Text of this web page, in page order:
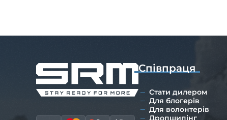
Співпраця
Стати дилером
Для блогерів
Для волонтерів
Дропшипінг